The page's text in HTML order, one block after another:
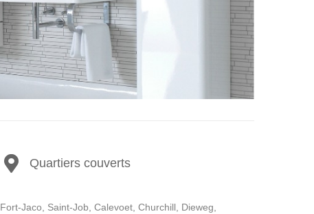
Quartiers couverts
Fort-Jaco, Saint-Job, Calevoet, Churchill, Dieweg,